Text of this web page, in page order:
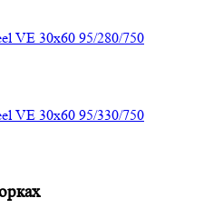
VE 30х60 95/280/750
VE 30х60 95/330/750